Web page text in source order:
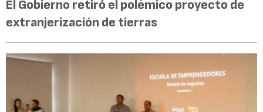
El Gobierno retiró el polémico proyecto de
extranjerización de tierras